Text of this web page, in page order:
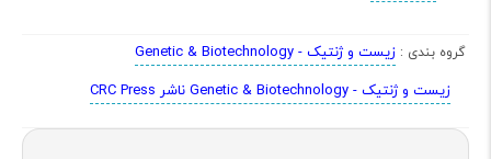
گروه بندی : زیست و ژنتیک - Genetic & Biotechnology
زیست و ژنتیک - Genetic & Biotechnology ناشر CRC Press